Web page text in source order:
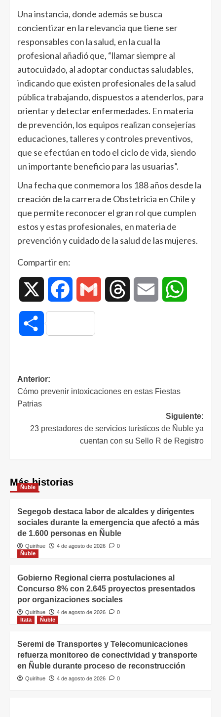
Una instancia, donde además se busca
concientizar en la relevancia que tiene ser
responsables con la salud, en la cual la
profesional añadió que, “llamar siempre al
autocuidado, al adoptar conductas saludables,
indicando que existen profesionales de la salud
pública trabajando, dispuestos a atenderlos, para
orientar y detectar enfermedades. En materia
de prevención, los equipos realizan consejerías
educaciones, talleres y controles preventivos,
que se efectúan en todo el ciclo de vida, siendo
un importante beneficio para las usuarias”.
Una fecha que conmemora los 188 años desde la
creación de la carrera de Obstetricia en Chile y
que permite reconocer el gran rol que cumplen
estos y estas profesionales, en materia de
prevención y cuidado de la salud de las mujeres.
Compartir en:
Facebook Gmail Threads Email
Compartir
Anterior:
Cómo prevenir intoxicaciones en estas Fiestas
Patrias
Siguiente:
23 prestadores de servicios turísticos de Ñuble ya
cuentan con su Sello R de Registro
Más historias
Ñuble
Segegob destaca labor de alcaldes y dirigentes
sociales durante la emergencia que afectó a más
de 1.600 personas en Ñuble
Quirihue 4 de agosto de 2026
0
Ñuble
Gobierno Regional cierra postulaciones al
Concurso 8% con 2.645 proyectos presentados
por organizaciones sociales
Quirihue 4 de agosto de 2026
0
Itata
Ñuble
Seremi de Transportes y Telecomunicaciones
refuerza monitoreo de conectividad y transporte
en Ñuble durante proceso de reconstrucción
Quirihue 4 de agosto de 2026 0